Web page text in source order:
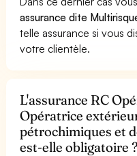
assurance dite
telle assurance si vous
votre clientèle.
L'assurance RC
Opératrice
pétrochimiques et
est-elle obligatoire ?